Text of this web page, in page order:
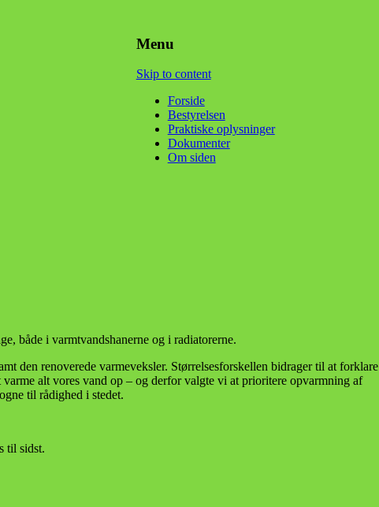
Menu
Skip to content
Forside
Bestyrelsen
Praktiske oplysninger
Dokumenter
Om siden
både i varmtvandshanerne og i radiatorerne.
den renoverede varmeveksler. Størrelsesforskellen bidrager til at forklare
alt vores vand op – og derfor valgte vi at prioritere opvarmning af
til rådighed i stedet.
til sidst.